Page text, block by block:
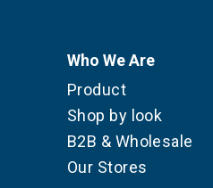
Who We Are
Product
Shop by look
B2B & Wholesale
Our Stores